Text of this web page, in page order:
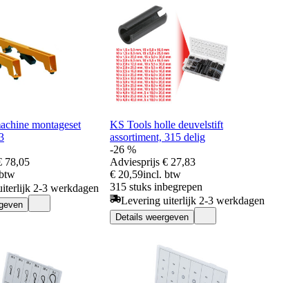
montageset
78,05
2-3 werkdagen
KS Tools holle deuvelstift
assortiment, 315 delig
-26 %
Adviesprijs € 27,83
€ 20,59incl. btw
315 stuks inbegrepen
Levering uiterlijk 2-3 werkdagen
Details weergeven